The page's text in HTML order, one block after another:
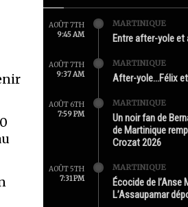
AOÛT 7TH
9:45 AM
MARTINIQUE
Entre after-yole
AOÛT 7TH
9:37 AM
MARTINIQUE
After-yole…Félix
AOÛT 6TH
7:59 PM
MARTINIQUE
Un noir fan de
de Martinique
Crozat 2026
AOÛT 5TH
7:31 PM
MARTINIQUE
Écocide de l’Anse
L’Assaupamar